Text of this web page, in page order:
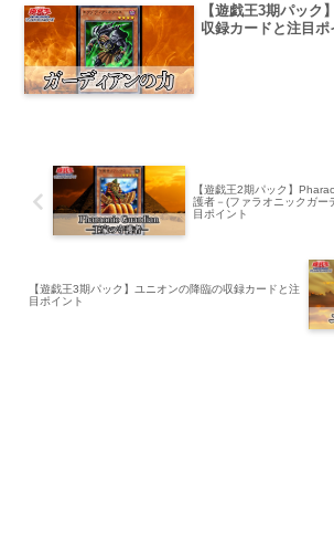
【遊戯王3期パック
収録カードと注目ポ
【遊戯王2期パック】
護者－(ファラオニックガー
目ポイント
【遊戯王3期パック】ユニオンの降臨の収録カードと注
目ポイント